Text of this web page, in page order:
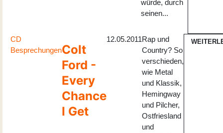
würde, durch
seinen...
CD
BesprechungenColt
Ford -
Every
Chance
I Get
12.05.2011Rap und
Country? So
verschieden,
wie Metal
und Klassik,
Hemingway
und Pilcher,
Ostfriesland
und